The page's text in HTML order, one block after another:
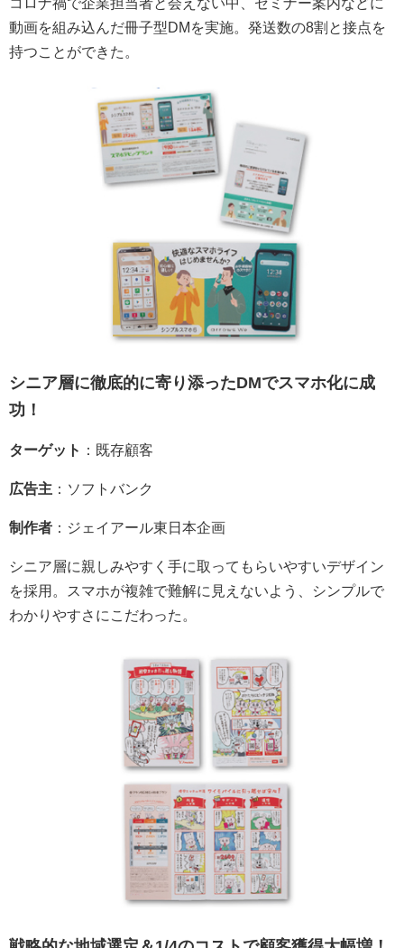
動画を組み込んだ冊子型DMを実施。発送数の8割と接点を
持つことができた。
シニア層に徹底的に寄り添ったDMでスマホ化に成
功！
ターゲット ：既存顧客
広告主 ：ソフトバンク
制作者 ：ジェイアール東日本企画
シニア層に親しみやすく手に取ってもらいやすいデザイン
を採用。スマホが複雑で難解に見えないよう、シンプルで
わかりやすさにこだわった。